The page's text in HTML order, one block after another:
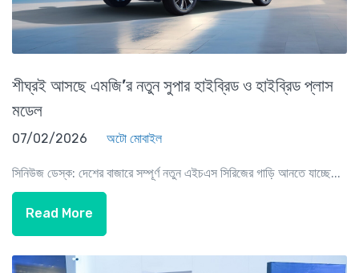
শীঘ্রই আসছে এমজি’র নতুন সুপার হাইব্রিড ও হাইব্রিড প্লাস
মডেল
07/02/2026 অটো মোবাইল
সিনিউজ ডেস্ক: দেশের বাজারে সম্পূর্ণ নতুন এইচএস সিরিজের গাড়ি আনতে যাচ্ছে...
Read More